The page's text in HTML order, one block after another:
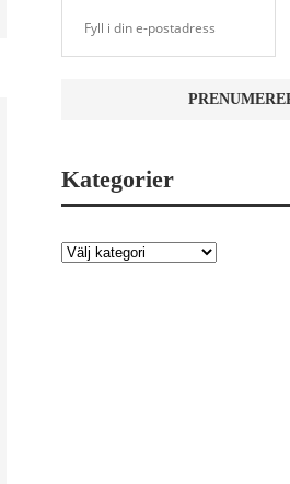
Kategorier